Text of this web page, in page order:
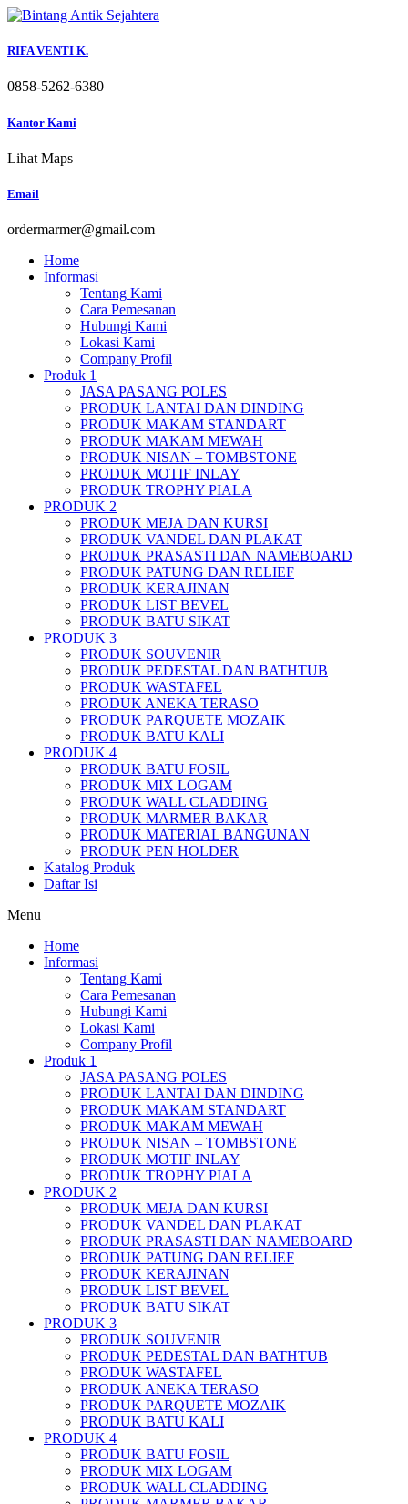
Skip
content
RIFA VENTI K.
0858-5262-6380
Kantor Kami
Lihat Maps
Email
ordermarmer@gmail.com
Home
Informasi
Tentang Kami
Cara Pemesanan
Hubungi Kami
Lokasi Kami
Company Profil
Produk 1
JASA PASANG POLES
PRODUK LANTAI DAN DINDING
PRODUK MAKAM STANDART
PRODUK MAKAM MEWAH
PRODUK NISAN – TOMBSTONE
PRODUK MOTIF INLAY
PRODUK TROPHY PIALA
PRODUK 2
PRODUK MEJA DAN KURSI
PRODUK VANDEL DAN PLAKAT
PRODUK PRASASTI DAN NAMEBOARD
PRODUK PATUNG DAN RELIEF
PRODUK KERAJINAN
PRODUK LIST BEVEL
PRODUK BATU SIKAT
PRODUK 3
PRODUK SOUVENIR
PRODUK PEDESTAL DAN BATHTUB
PRODUK WASTAFEL
PRODUK ANEKA TERASO
PRODUK PARQUETE MOZAIK
PRODUK BATU KALI
PRODUK 4
PRODUK BATU FOSIL
PRODUK MIX LOGAM
PRODUK WALL CLADDING
PRODUK MARMER BAKAR
PRODUK MATERIAL BANGUNAN
PRODUK PEN HOLDER
Katalog Produk
Daftar Isi
Menu
Home
Informasi
Tentang Kami
Cara Pemesanan
Hubungi Kami
Lokasi Kami
Company Profil
Produk 1
JASA PASANG POLES
PRODUK LANTAI DAN DINDING
PRODUK MAKAM STANDART
PRODUK MAKAM MEWAH
PRODUK NISAN – TOMBSTONE
PRODUK MOTIF INLAY
PRODUK TROPHY PIALA
PRODUK 2
PRODUK MEJA DAN KURSI
PRODUK VANDEL DAN PLAKAT
PRODUK PRASASTI DAN NAMEBOARD
PRODUK PATUNG DAN RELIEF
PRODUK KERAJINAN
PRODUK LIST BEVEL
PRODUK BATU SIKAT
PRODUK 3
PRODUK SOUVENIR
PRODUK PEDESTAL DAN BATHTUB
PRODUK WASTAFEL
PRODUK ANEKA TERASO
PRODUK PARQUETE MOZAIK
PRODUK BATU KALI
PRODUK 4
PRODUK BATU FOSIL
PRODUK MIX LOGAM
PRODUK WALL CLADDING